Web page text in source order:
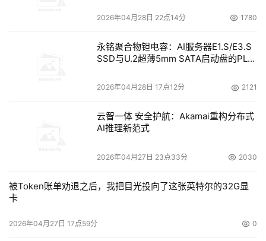
2026年04月28日 22点14分 1780
永铭聚合物钽电容：AI服务器E1.S/E3.S
SSD与U.2超薄5mm SATA启动盘的PLP
2026年04月28日 17点12分 2121
云智一体 安全护航：Akamai重构分布式
AI推理新范式
2026年04月27日 23点33分 2030
被Token账单劝退之后，我把目光投向了这张英特尔的32G显
卡
2026年04月27日 17点59分 0